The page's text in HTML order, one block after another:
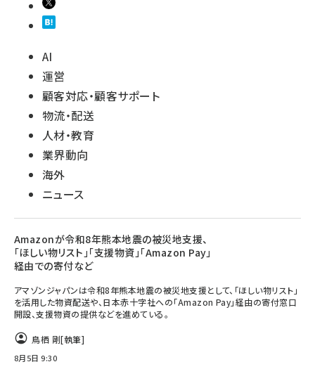
AI
運営
顧客対応・顧客サポート
物流・配送
人材・教育
業界動向
海外
ニュース
Amazonが令和8年熊本地震の被災地支援、
「ほしい物リスト」「支援物資」「Amazon Pay」
経由での寄付など
アマゾンジャパンは令和8年熊本地震の被災地支援として、「ほしい物リスト」
を活用した物資配送や、日本赤十字社への「Amazon Pay」経由の寄付窓口
開設、支援物資の提供などを進めている。
鳥栖 剛[執筆]
8月5日 9:30